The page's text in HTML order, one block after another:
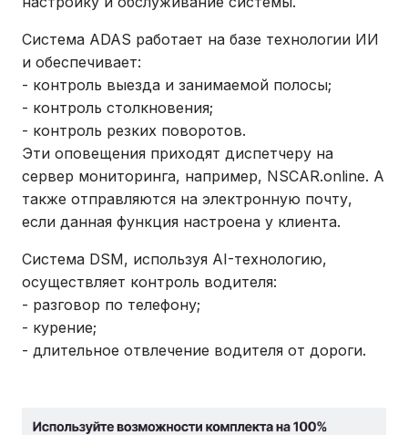
Система ADAS работает на базе технологии ИИ
и обеспечивает:
- контроль выезда и занимаемой полосы;
- контроль столкновения;
- контроль резких поворотов.
Эти оповещения приходят диспетчеру на
сервер мониторинга, например, NSCAR.online. А
также отправляются на электронную почту,
если данная функция настроена у клиента.
Система DSM, используя AI-технологию,
осуществляет контроль водителя:
- разговор по телефону;
- курение;
- длительное отвлечение водителя от дороги.